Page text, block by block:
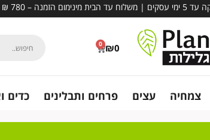
₪ | אין קבלת קהל במשתלה - משלוח בלבד!
₪0
0
צמחיה עצים פרחים ותבלינים כדים